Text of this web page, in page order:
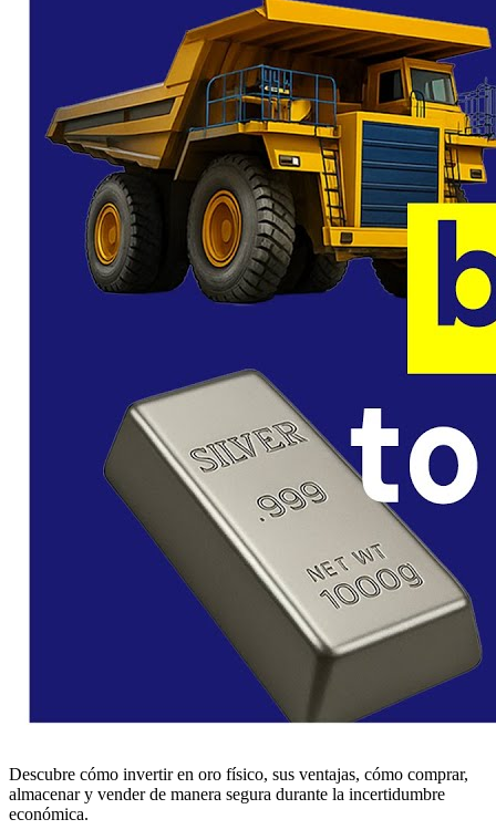
Descubre cómo invertir en oro físico, sus ventajas, cómo comprar,
almacenar y vender de manera segura durante la incertidumbre
económica.